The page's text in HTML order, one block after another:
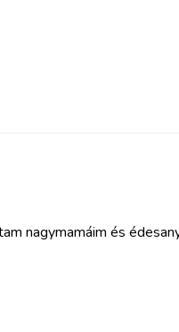
nagymamáim és